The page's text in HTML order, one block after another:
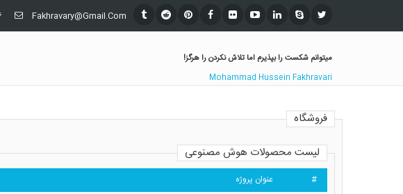
Fakhravary@Gmail.Com
میتوانم شکست را بپذیرم اما تلاش نکردن را هرگز!
Mohammad Hussein Fakhravari
فروشگاه
لیست محصولات هوش مصنوعی
# عنوان پروژه